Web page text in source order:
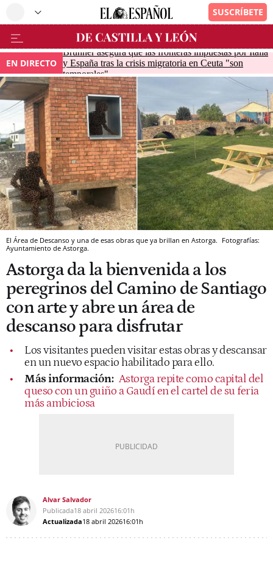
EN DIRECTO
Brunner asegura que las fronteras impuestas por Italia
y España tras la crisis migratoria en Ceuta "son
temporales"
El Área de Descanso y una de esas obras que ya brillan en Astorga. Fotografías:
Ayuntamiento de Astorga.
Astorga da la bienvenida a los
peregrinos del Camino de Santiago
con arte y abre un área de
descanso para disfrutar
Los visitantes pueden visitar estas obras y descansar
en un nuevo espacio habilitado para ello.
Más información: Astorga repite como capital del
queso con un guiño a Gaudí en el cartel de su feria
más ambiciosa
Alvar Salvador
Publicada18 abril 202616:01h
Actualizada18 abril 202616:01h